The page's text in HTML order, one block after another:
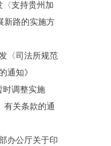
〈支持贵州加
新路的实施方
〈司法所规范
通知》
时调整实施
有关条款的通
办公厅关于印